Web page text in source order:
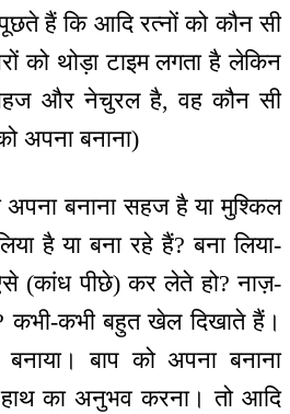
हैं कि आदि रत्नों को कौन सी
को थोड़ा टाइम लगता है लेकिन
और नेचुरल है, वह कौन सी
अपना बनाना)
बनाना सहज है या मुश्किल
है या बना रहे हैं? बना लिया-
(कांध पीछे) कर लेते हो? नाज़-
कभी-कभी बहुत खेल दिखाते हैं।
बाप को अपना बनाना
का अनुभव करना। तो आदि